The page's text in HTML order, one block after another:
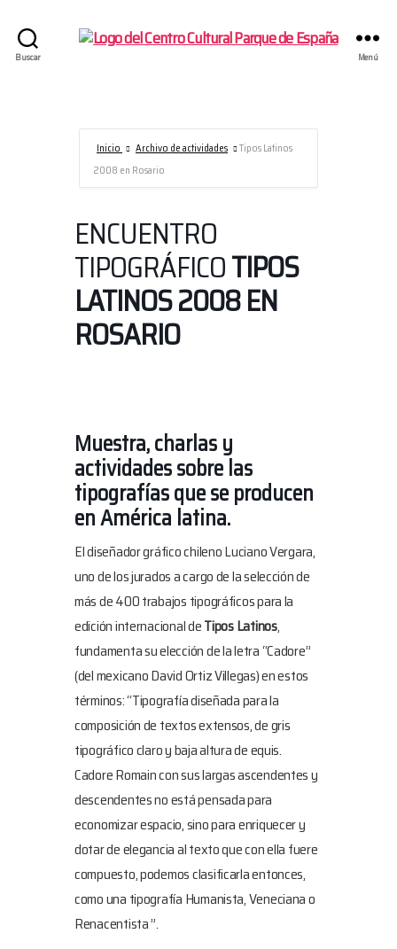
Buscar
España/AECID
Menú
Inicio Archivo de actividades
Tipos Latinos
2008 en Rosario
ENCUENTRO
TIPOGRÁFICOTIPOS
LATINOS 2008 EN
ROSARIO
Muestra, charlas y
actividades sobre las
tipografías que se producen
en América latina.
El diseñador gráfico chileno Luciano Vergara,
uno de los jurados a cargo de la selección de
más de 400 trabajos tipográficos para la
edición internacional deTipos Latinos,
fundamenta su elección de la letra “Cadore”
(del mexicano David Ortiz Villegas) en estos
términos: “Tipografía diseñada para la
composición de textos extensos, de gris
tipográfico claro y baja altura de equis.
Cadore Romain con sus largas ascendentes y
descendentes no está pensada para
economizar espacio, sino para enriquecer y
dotar de elegancia al texto que con ella fuere
compuesto, podemos clasificarla entonces,
como una tipografía Humanista, Veneciana o
Renacentista ”.